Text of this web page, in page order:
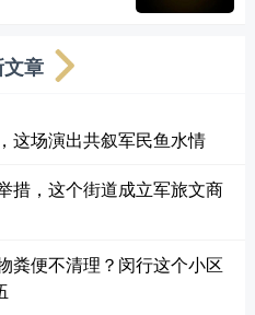
章
这场演出共叙军民鱼水情
措，这个街道成立军旅文商
粪便不清理？闵行这个小区